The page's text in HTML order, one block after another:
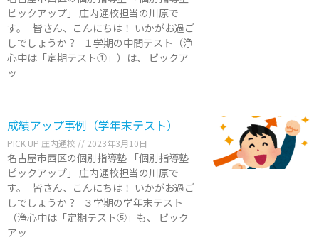
ピックアップ」 庄内通校担当の川原で
す。 皆さん、こんにちは！ いかがお過ご
しでしょうか？ １学期の中間テスト（浄
心中は「定期テスト①」）は、 ピックア
ッ
成績アップ事例（学年末テスト）
PICK UP 庄内通校 2023年3月10日
名古屋市西区の個別指導塾 「個別指導塾
ピックアップ」 庄内通校担当の川原で
す。 皆さん、こんにちは！ いかがお過ご
しでしょうか？ ３学期の学年末テスト
（浄心中は「定期テスト⑤」も、 ピック
アッ